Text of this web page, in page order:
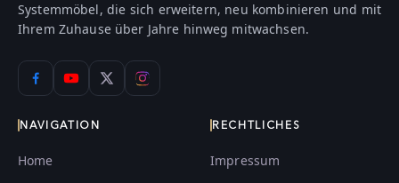
Systemmöbel, die sich erweitern, neu kombinieren und mit
Ihrem Zuhause über Jahre hinweg mitwachsen.
NAVIGATION
Home
RECHTLICHES
Impressum